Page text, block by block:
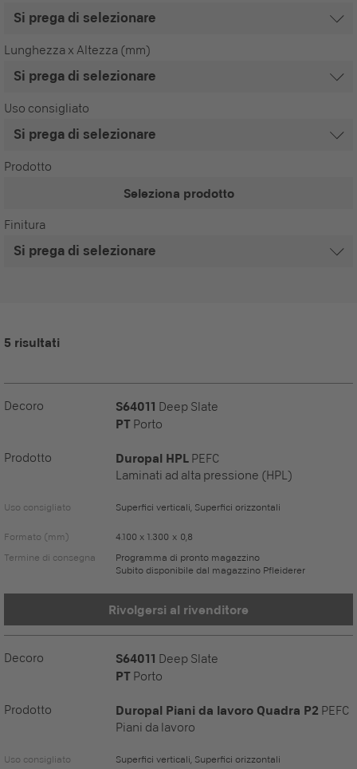
Lunghezza x Altezza (mm)
Uso consigliato
Prodotto
Seleziona prodotto
Finitura
5 risultati
Decoro S64011 Deep Slate
PT Porto
Prodotto Duropal HPL PEFC
Laminati ad alta pressione (HPL)
Uso consigliato Superfici verticali, Superfici orizzontali
Formato (mm)
4.100 x 1.300 x 0,8
Termine di consegna
Programma di pronto magazzino
Subito disponibile dal magazzino Pfleiderer
Rivolgersi al rivenditore
Decoro S64011 Deep Slate
PT Porto
Prodotto Duropal Piani da lavoro Quadra P2 PEFC
Piani da lavoro
Uso consigliato Superfici verticali, Superfici orizzontali